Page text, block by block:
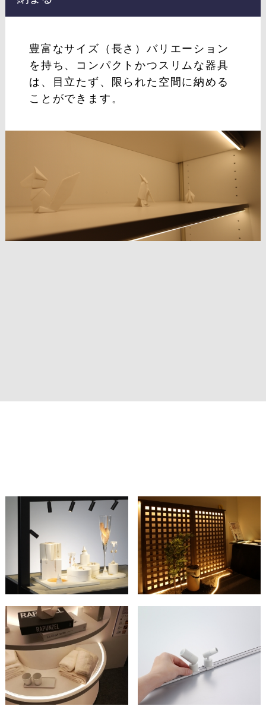
豊富なサイズ（長さ）バリエーション
を持ち、コンパクトかつスリムな器具
は、目立たず、限られた空間に納める
ことができます。